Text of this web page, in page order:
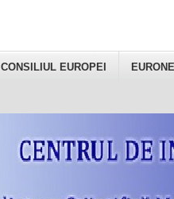
CONSILIUL EUROPEI